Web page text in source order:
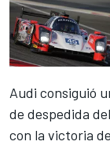
Audi consiguió
de despedida
con la victoria